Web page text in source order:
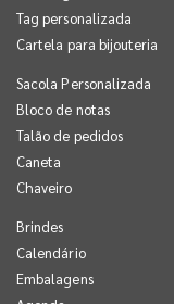
Tag personalizada
Cartela para bijouteria
Sacola Personalizada
Bloco de notas
Talão de pedidos
Caneta
Chaveiro
Brindes
Calendário
Embalagens